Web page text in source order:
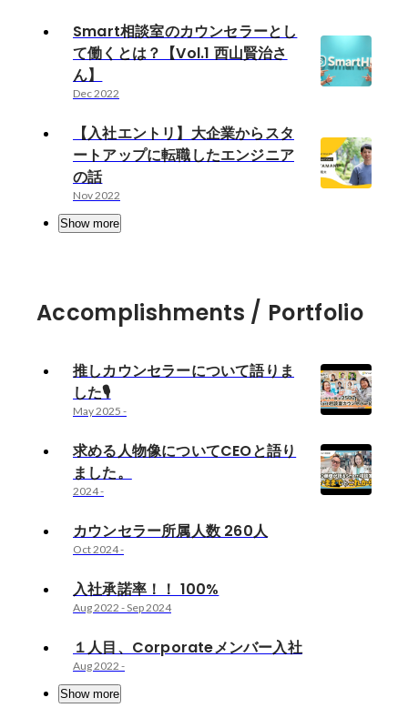
Smart相談室のカウンセラーとし
て働くとは？【Vol.1 西山賢治さ
ん】
Dec 2022
【入社エントリ】大企業からスタ
ートアップに転職したエンジニア
の話
Nov 2022
Show more
Accomplishments / Portfolio
推しカウンセラーについて語りま
した🎙️
May 2025 -
求める人物像についてCEOと語り
ました。
2024-
カウンセラー所属人数 260人
Oct 2024-
入社承諾率！！ 100%
Aug 2022 -Sep 2024
１人目、Corporateメンバー入社
Aug 2022 -
Show more